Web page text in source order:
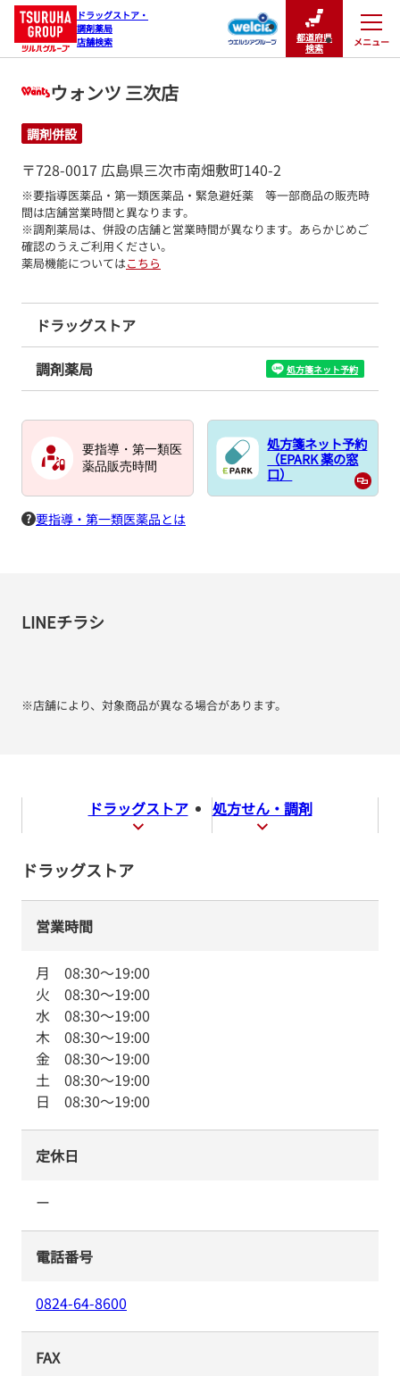
ドラッグストア・
調剤薬局
店舗検索
都道府県
検索
メニュー
閉じる
ウォンツ 三次店
調剤併設
〒728-0017 広島県三次市南畑敷町140-2
※要指導医薬品・第一類医薬品・緊急避妊薬　等一部商品の販売時
間は店舗営業時間と異なります。
※調剤薬局は、併設の店舗と営業時間が異なります。あらかじめご
確認のうえご利用ください。
薬局機能についてはこちら
ドラッグストア
調剤薬局 処方箋ネット予約
要指導・第一類医
薬品販売時間
処方箋ネット予約
（EPARK 薬の窓
口）
要指導・第一類医薬品とは
LINEチラシ
※店舗により、対象商品が異なる場合があります。
ドラッグストア 処方せん・調剤
ドラッグストア
営業時間
月 08:30～19:00
火 08:30～19:00
水 08:30～19:00
木 08:30～19:00
金 08:30～19:00
土 08:30～19:00
日 08:30～19:00
定休日
ー
電話番号
0824-64-8600
FAX